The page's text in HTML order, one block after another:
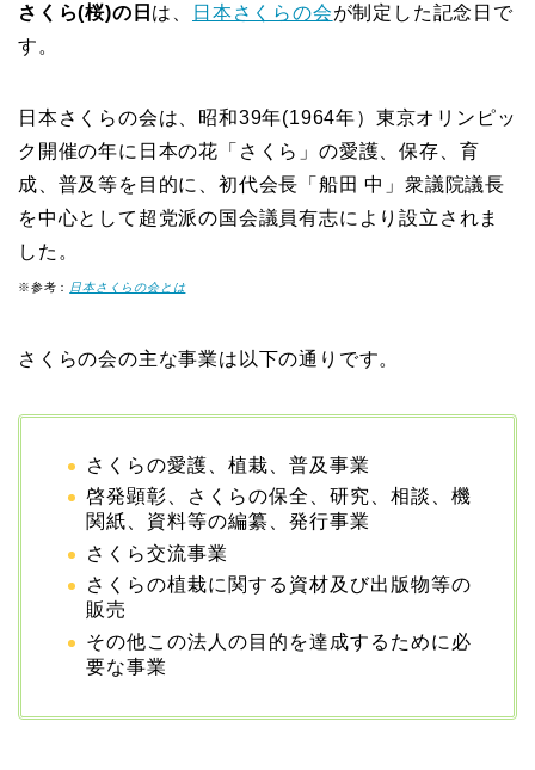
さくら(桜)の日 は、 日本さくらの会が制定した記念日で
す。
日本さくらの会は、昭和39年(1964年）東京オリンピッ
ク開催の年に日本の花「さくら」の愛護、保存、育
成、普及等を目的に、初代会長「船田 中」衆議院議長
を中心として超党派の国会議員有志により設立されま
した。
※参考： 日本さくらの会とは
さくらの会の主な事業は以下の通りです。
さくらの愛護、植栽、普及事業
啓発顕彰、さくらの保全、研究、相談、機
関紙、資料等の編纂、発行事業
さくら交流事業
さくらの植栽に関する資材及び出版物等の
販売
その他この法人の目的を達成するために必
要な事業